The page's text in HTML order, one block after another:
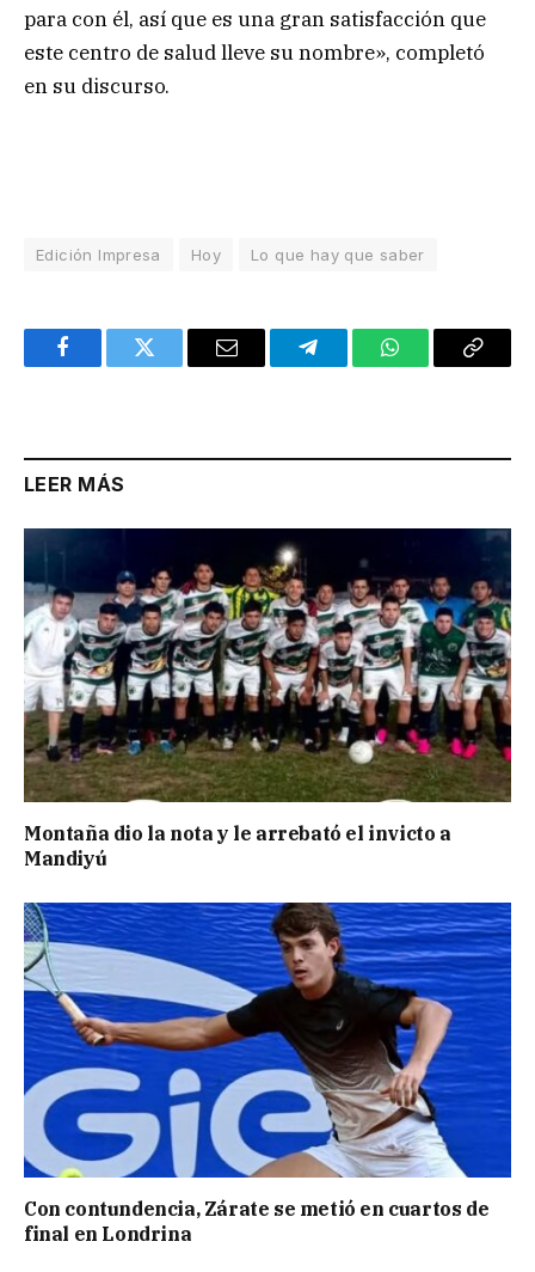
para con él, así que es una gran satisfacción que
este centro de salud lleve su nombre», completó
en su discurso.
Edición Impresa Hoy Lo que hay que saber
FacebookTwitter Email TelegramWhatsAppCopy
LEER MÁS
Montaña dio la nota y le arrebató el invicto a
Mandiyú
Con contundencia, Zárate se metió en cuartos de
final en Londrina